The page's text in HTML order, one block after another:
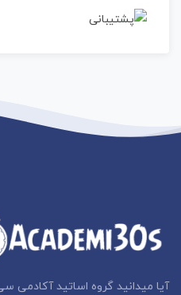
آیا میدانید گروه اساتید آکادمی